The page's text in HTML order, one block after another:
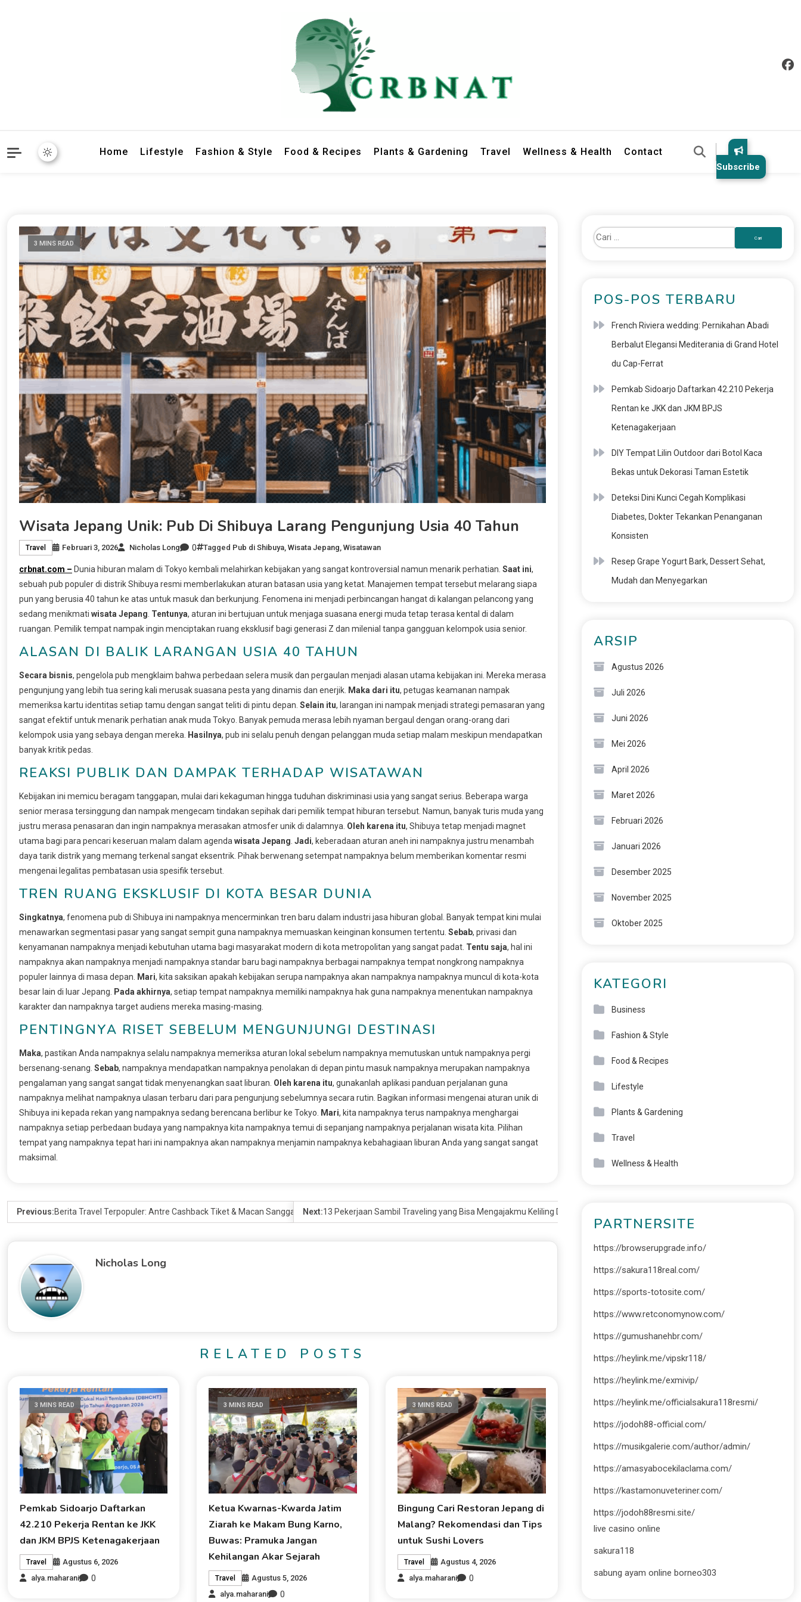
Home Lifestyle Fashion & Style Food & Recipes Plants & Gardening Travel Wellness & Health Contact
Subscribe
3 MINS READ
Wisata Jepang Unik: Pub Di Shibuya Larang Pengunjung Usia 40 Tahun
Travel Februari 3, 2026 Nicholas Long 0 Tagged Pub di Shibuya, Wisata Jepang, Wisatawan
crbnat.com – Dunia hiburan malam di Tokyo kembali melahirkan kebijakan yang sangat kontroversial namun menarik perhatian. Saat ini,
sebuah pub populer di distrik Shibuya resmi memberlakukan aturan batasan usia yang ketat. Manajemen tempat tersebut melarang siapa
pun yang berusia 40 tahun ke atas untuk masuk dan berkunjung. Fenomena ini menjadi perbincangan hangat di kalangan pelancong yang
sedang menikmati wisata Jepang Tentunya, aturan ini bertujuan untuk menjaga suasana energi muda tetap terasa kental di dalam
ruangan. Pemilik tempat nampak ingin menciptakan ruang eksklusif bagi generasi Z dan milenial tanpa gangguan kelompok usia senior.
ALASAN DI BALIK LARANGAN USIA 40 TAHUN
Secara bisnis, pengelola pub mengklaim bahwa perbedaan selera musik dan pergaulan menjadi alasan utama kebijakan ini. Mereka merasa
pengunjung yang lebih tua sering kali merusak suasana pesta yang dinamis dan enerjik. Maka dari itu, petugas keamanan nampak
memeriksa kartu identitas setiap tamu dengan sangat teliti di pintu depan. Selain itu, larangan ini nampak menjadi strategi pemasaran yang
sangat efektif untuk menarik perhatian anak muda Tokyo. Banyak pemuda merasa lebih nyaman bergaul dengan orang-orang dari
kelompok usia yang sebaya dengan mereka.
Hasilnya, pub ini selalu penuh dengan pelanggan muda setiap malam meskipun mendapatkan
banyak kritik pedas.
REAKSI PUBLIK DAN DAMPAK TERHADAP WISATAWAN
Kebijakan ini memicu beragam tanggapan, mulai dari kekaguman hingga tuduhan diskriminasi usia yang sangat serius. Beberapa warga
senior merasa tersinggung dan nampak mengecam tindakan sepihak dari pemilik tempat hiburan tersebut. Namun, banyak turis muda yang
justru merasa penasaran dan ingin nampaknya merasakan atmosfer unik di dalamnya. Oleh karena itu, Shibuya tetap menjadi magnet
utama bagi para pencari keseruan malam dalam agenda wisata Jepang Jadi, keberadaan aturan aneh ini nampaknya justru menambah
daya tarik distrik yang memang terkenal sangat eksentrik. Pihak berwenang setempat nampaknya belum memberikan komentar resmi
mengenai legalitas pembatasan usia spesifik tersebut.
TREN RUANG EKSKLUSIF DI KOTA BESAR DUNIA
Singkatnya, fenomena pub di Shibuya ini nampaknya mencerminkan tren baru dalam industri jasa hiburan global. Banyak tempat kini mulai
menawarkan segmentasi pasar yang sangat sempit guna nampaknya memuaskan keinginan konsumen tertentu. Sebab, privasi dan
kenyamanan nampaknya menjadi kebutuhan utama bagi masyarakat modern di kota metropolitan yang sangat padat. Tentu saja, hal ini
nampaknya akan nampaknya menjadi nampaknya standar baru bagi nampaknya berbagai nampaknya tempat nongkrong nampaknya
populer lainnya di masa depan.
Mari, kita saksikan apakah kebijakan serupa nampaknya akan nampaknya nampaknya muncul di kota-kota
besar lain di luar Jepang.
Pada akhirnya, setiap tempat nampaknya memiliki nampaknya hak guna nampaknya menentukan nampaknya
karakter dan nampaknya target audiens mereka masing-masing.
PENTINGNYA RISET SEBELUM MENGUNJUNGI DESTINASI
Maka, pastikan Anda nampaknya selalu nampaknya memeriksa aturan lokal sebelum nampaknya memutuskan untuk nampaknya pergi
bersenang-senang. Sebab, nampaknya mendapatkan nampaknya penolakan di depan pintu masuk nampaknya merupakan nampaknya
pengalaman yang sangat sangat tidak menyenangkan saat liburan. Oleh karena itu, gunakanlah aplikasi panduan perjalanan guna
nampaknya melihat nampaknya ulasan terbaru dari para pengunjung sebelumnya secara rutin. Bagikan informasi mengenai aturan unik di
Shibuya ini kepada rekan yang nampaknya sedang berencana berlibur ke Tokyo.
Mari, kita nampaknya terus nampaknya menghargai
nampaknya setiap perbedaan budaya yang nampaknya kita nampaknya temui di sepanjang nampaknya perjalanan wisata kita. Pilihan
tempat yang nampaknya tepat hari ini nampaknya akan nampaknya menjamin nampaknya kebahagiaan liburan Anda yang sangat sangat
maksimal.
Previous:Berita Travel Terpopuler: Antre Cashback Tiket & Macan Sanggabuana
Next:13 Pekerjaan Sambil Traveling yang Bisa Mengajakmu Keliling Dunia
Nicholas Long
RELATED POSTS
3 MINS READ
Pemkab Sidoarjo Daftarkan
42.210 Pekerja Rentan ke JKK
dan JKM BPJS Ketenagakerjaan
Travel
Agustus 6, 2026
alya.maharani
0
3 MINS READ
Ketua Kwarnas-Kwarda Jatim
Ziarah ke Makam Bung Karno,
Buwas: Pramuka Jangan
Kehilangan Akar Sejarah
Travel
Agustus 5, 2026
alya.maharani
0
3 MINS READ
Bingung Cari Restoran Jepang di
Malang? Rekomendasi dan Tips
untuk Sushi Lovers
Travel
Agustus 4, 2026
alya.maharani
0
POS-POS TERBARU
French Riviera wedding: Pernikahan Abadi
Berbalut Elegansi Mediterania di Grand Hotel
du Cap-Ferrat
Pemkab Sidoarjo Daftarkan 42.210 Pekerja
Rentan ke JKK dan JKM BPJS
Ketenagakerjaan
DIY Tempat Lilin Outdoor dari Botol Kaca
Bekas untuk Dekorasi Taman Estetik
Deteksi Dini Kunci Cegah Komplikasi
Diabetes, Dokter Tekankan Penanganan
Konsisten
Resep Grape Yogurt Bark, Dessert Sehat,
Mudah dan Menyegarkan
ARSIP
Agustus 2026
Juli 2026
Juni 2026
Mei 2026
April 2026
Maret 2026
Februari 2026
Januari 2026
Desember 2025
November 2025
Oktober 2025
KATEGORI
Business
Fashion & Style
Food & Recipes
Lifestyle
Plants & Gardening
Travel
Wellness & Health
PARTNERSITE
https://browserupgrade.info/
https://sakura118real.com/
https://sports-totosite.com/
https://www.retconomynow.com/
https://gumushanehbr.com/
https://heylink.me/vipskr118/
https://heylink.me/exmivip/
https://heylink.me/officialsakura118resmi/
https://jodoh88-official.com/
https://musikgalerie.com/author/admin/
https://amasyabocekilaclama.com/
https://kastamonuveteriner.com/
https://jodoh88resmi.site/
live casino online
sakura118
sabung ayam online borneo303